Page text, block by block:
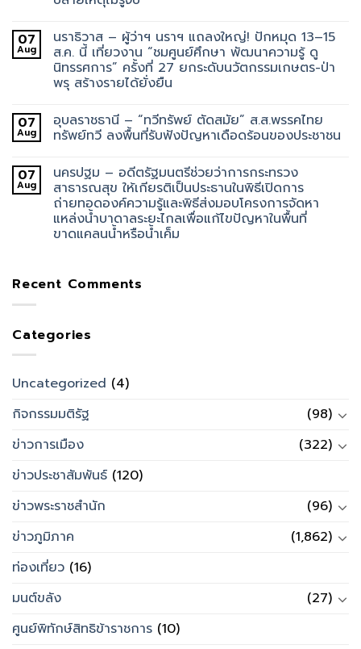
07
Aug
นราธิวาส – ผู้ว่าฯ นราฯ แถลงใหญ่! ปักหมุด 13–15
ส.ค. นี้ เที่ยวงาน “ชมศูนย์ศึกษา พัฒนาความรู้ ดู
นิทรรศการ” ครั้งที่ 27 ยกระดับนวัตกรรมเกษตร-ป่า
พรุ สร้างรายได้ยั่งยืน
07
Aug
อุบลราชธานี – “ทวีทรัพย์ ตัดสมัย” ส.ส.พรรคไทย
ทรัพย์ทวี ลงพื้นที่รับฟังปัญหาเดือดร้อนของประชาชน
07
Aug
นครปฐม – อดีตรัฐมนตรีช่วยว่าการกระทรวง
สาธารณสุข ให้เกียรติเป็นประธานในพิธีเปิดการ
ถ่ายทอดองค์ความรู้และพิธีส่งมอบโครงการจัดหา
แหล่งน้ำบาดาลระยะไกลเพื่อแก้ไขปัญหาในพื้นที่
ขาดแคลนน้ำหรือน้ำเค็ม
Recent Comments
Categories
Uncategorized (4)
กิจกรรมมติรัฐ
(98)
ข่าวการเมือง
(322)
ข่าวประชาสัมพันธ์ (120)
ข่าวพระราชสำนัก
(96)
ข่าวภูมิภาค
(1,862)
ท่องเที่ยว (16)
มนต์ขลัง
(27)
ศูนย์พิทักษ์สิทธิข้าราชการ (10)